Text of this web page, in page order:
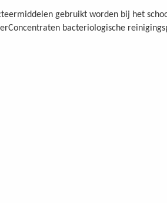
gebruikt worden bij het
bacteriologische